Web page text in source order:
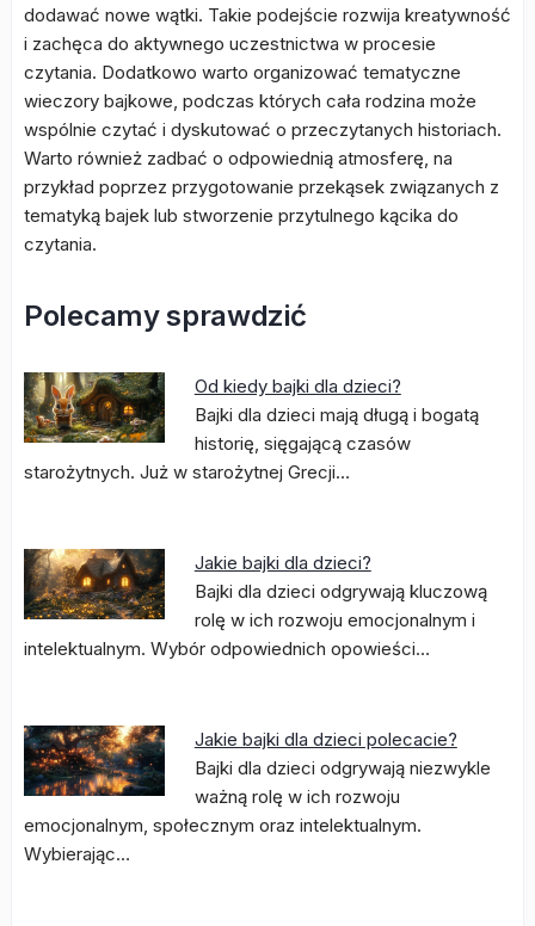
dodawać nowe wątki. Takie podejście rozwija kreatywność
i zachęca do aktywnego uczestnictwa w procesie
czytania. Dodatkowo warto organizować tematyczne
wieczory bajkowe, podczas których cała rodzina może
wspólnie czytać i dyskutować o przeczytanych historiach.
Warto również zadbać o odpowiednią atmosferę, na
przykład poprzez przygotowanie przekąsek związanych z
tematyką bajek lub stworzenie przytulnego kącika do
czytania.
Polecamy sprawdzić
Od kiedy bajki dla dzieci?
Bajki dla dzieci mają długą i bogatą
historię, sięgającą czasów
starożytnych. Już w starożytnej Grecji…
Jakie bajki dla dzieci?
Bajki dla dzieci odgrywają kluczową
rolę w ich rozwoju emocjonalnym i
intelektualnym. Wybór odpowiednich opowieści…
Jakie bajki dla dzieci polecacie?
Bajki dla dzieci odgrywają niezwykle
ważną rolę w ich rozwoju
emocjonalnym, społecznym oraz intelektualnym.
Wybierając…